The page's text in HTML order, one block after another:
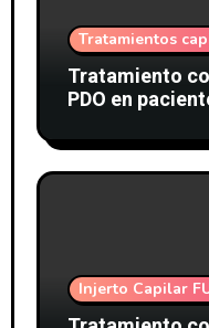
Tratamientos
Tratamiento
PDO en
Injerto Capilar